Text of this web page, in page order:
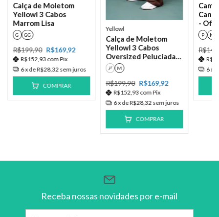
Calça de Moletom
Yellowl 3 Cabos
Marrom Lisa
G GG
R$199,90 R$169,92
R$152,93 com Pix
6x deR$28,32 sem juros
COMPRAR
Yellowl
Calça de Moletom
Yellowl 3 Cabos
Oversized Peluciada
com recorte - Marrom
P M
R$199,90 R$169,92
R$152,93 com Pix
6x deR$28,32 sem juros
COMPRAR
- Off
P M
6x
Receba nossas novidades por e-mail